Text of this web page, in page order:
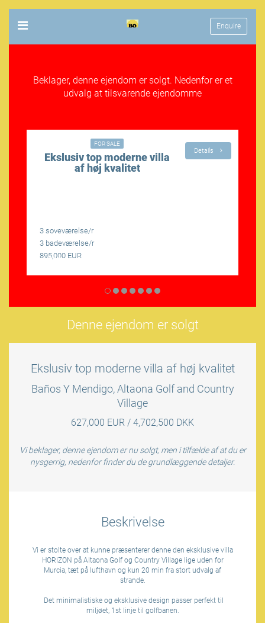
Enquire
Beklager, denne ejendom er solgt. Nedenfor er et
udvalg at tilsvarende ejendomme
FOR SALE
Ekslusiv top moderne villa
af høj kvalitet
Details
3 soveværelse/r
3 badeværelse/r
895,000 EUR
LÆS MERE
Denne ejendom er solgt
Ekslusiv top moderne villa af høj kvalitet
Baños Y Mendigo, Altaona Golf and Country
Village
627,000 EUR / 4,702,500 DKK
Vi beklager, denne ejendom er nu solgt, men i tilfælde af at du er
nysgerrig, nedenfor finder du de grundlæggende detaljer.
Beskrivelse
Vi er stolte over at kunne præsenterer denne den eksklusive villa
HORIZON på Altaona Golf og Country Village lige uden for
Murcia, tæt på lufthavn og kun 20 min fra stort udvalg af
strande.
Det minimalistiske og eksklusive design passer perfekt til
miljøet, 1st linje til golfbanen.